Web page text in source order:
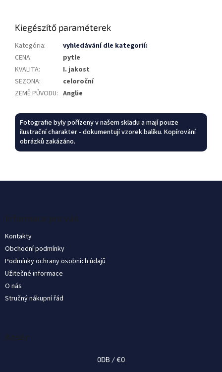
Kiegészítő paraméterek
Kategória:
vyhledávání dle kategorií:
CENA:
pytle
KVALITA:
I. jakost
SEZONA:
celoroční
ZEMĚ PŮVODU: Anglie
Fotografie byly pořízeny v našem skladu a mají pouze
ilustrační charakter - dokumentují vzorek balíku. Kopírování
obrázků zakázáno.
Informace pro vás
Kontakty
Obchodní podmínky
Podmínky ochrany osobních údajů
Užitečné informace
O nás
Stručný nákupní řád
Kosár
0DB /€0